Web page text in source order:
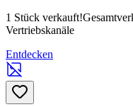
1 Stück verkauft!
Vertriebskanäle
Entdecken